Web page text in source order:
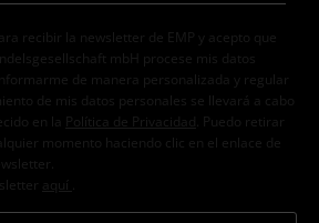
recibir la newsletter de EMP y acepto que
mbH procese mis datos
de manera personalizada y regular
de mis datos personales se llevará a cabo
en la
Política de Privacidad . Puedo retirar
momento haciendo clic en el enlace de
aquí